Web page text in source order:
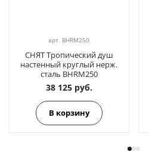
арт. BHRM250
СНЯТ Тропический душ
настенный круглый нерж.
сталь BHRM250
38 125 руб.
В корзину